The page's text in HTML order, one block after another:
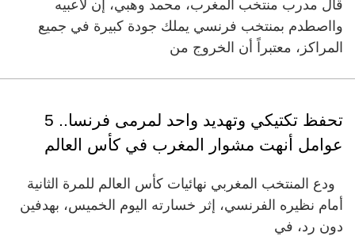
قال مدرب منتخب المغرب، محمد وهبي، إن لاعبيه
وااصطدم بمنتخب فرنسي يملك جودة كبيرة في جميع
المراكز، معتبراً أن الخروج من
تحفظ تكتيكي وتهديد واحد لمرمى فرنسا.. 5
عوامل أنهت مشوار المغرب في كأس العالم
ودع المنتخب المغربي نهائيات كأس العالم للمرة الثانية
أمام نظيره الفرنسي، إثر خسارته اليوم الخميس، بهدفين
دون رد، في